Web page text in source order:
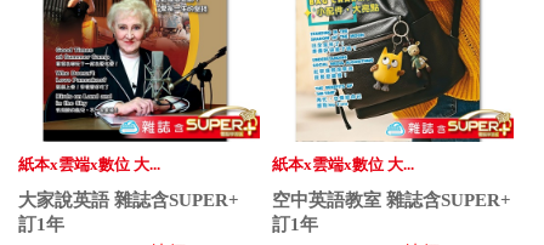
紙本x雲端x數位 大...
大家說英語 雜誌含SUPER+
訂1年
紙本x雲端x數位 大...
空中英語教室 雜誌含SUPER+
訂1年